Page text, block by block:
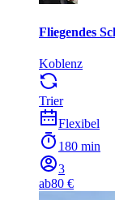
Fliegendes
Koblenz
Trier
Flexibel
180 min
3
ab80 €